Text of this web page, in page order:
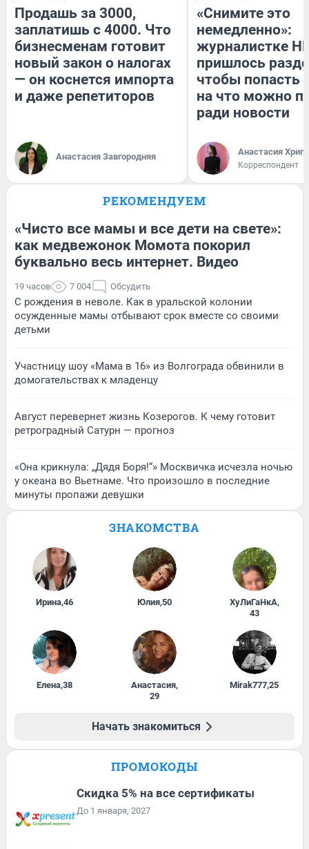
Продашь за 3000,
заплатишь с 4000. Что
бизнесменам готовит
новый закон о налогах
— он коснется импорта
и даже репетиторов
Анастасия Завгородняя
«Снимите это
немедленно»:
журналистке
пришлось
чтобы попасть
на что можно
ради новости
Анастасия
Корреспондент
РЕКОМЕНДУЕМ
«Чисто все мамы и все дети на свете»:
как медвежонок Момота покорил
буквально весь интернет. Видео
19 часов 7 004 Обсудить
С рождения в неволе. Как в уральской колонии
осужденные мамы отбывают срок вместе со своими
детьми
Участницу шоу «Мама в 16» из Волгограда обвинили в
домогательствах к младенцу
Август перевернет жизнь Козерогов. К чему готовит
ретроградный Сатурн — прогноз
«Она крикнула: „Дядя Боря!“» Москвичка исчезла ночью
у океана во Вьетнаме. Что произошло в последние
минуты пропажи девушки
ЗНАКОМСТВА
Ирина,46 Юлия,50 ХуЛиГаНкА,
43
Елена,38 Анастасия,
29
Mirak777,25
Начать знакомиться
ПРОМОКОДЫ
Скидка 5% на все сертификаты
До 1 января, 2027